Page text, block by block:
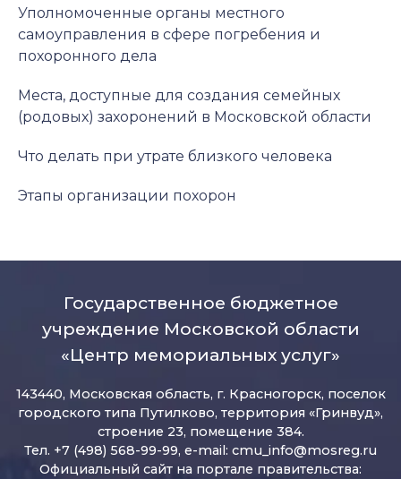
Уполномоченные органы местного
самоуправления в сфере погребения и
похоронного дела
Места, доступные для создания семейных
(родовых) захоронений в Московской области
Что делать при утрате близкого человека
Этапы организации похорон
Государственное бюджетное
учреждение Московской области
«Центр мемориальных услуг»
143440, Московская область, г. Красногорск, поселок
городского типа Путилково, территория «Гринвуд»,
строение 23, помещение 384.
Тел. +7 (498) 568-99-99, e-mail: cmu_info@mosreg.ru
Официальный сайт на портале правительства: